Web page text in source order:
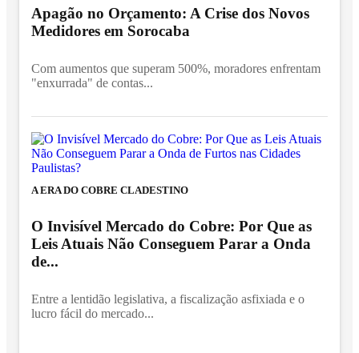
Apagão no Orçamento: A Crise dos Novos
Medidores em Sorocaba
Com aumentos que superam 500%, moradores enfrentam
"enxurrada" de contas...
A ERA DO COBRE CLADESTINO
O Invisível Mercado do Cobre: Por Que as
Leis Atuais Não Conseguem Parar a Onda
de...
Entre a lentidão legislativa, a fiscalização asfixiada e o
lucro fácil do mercado...